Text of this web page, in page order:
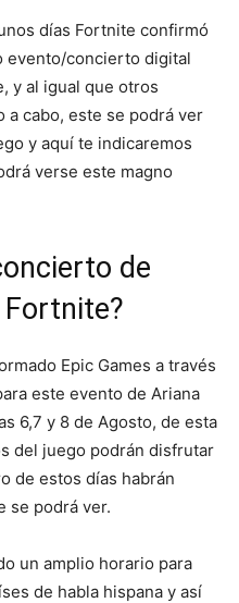
días Fortnite confirmó
evento/concierto digital
y al igual que otros
cabo, este se podrá ver
y aquí te indicaremos
verse este magno
de
Fortnite?
Epic Games a través
este evento de Ariana
6,7 y 8 de Agosto, de esta
del juego podrán disfrutar
de estos días habrán
se podrá ver.
un amplio horario para
de habla hispana y así